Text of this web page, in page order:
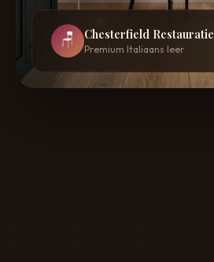
🪑 Chesterfield Restauratie
Premium Italiaans leer